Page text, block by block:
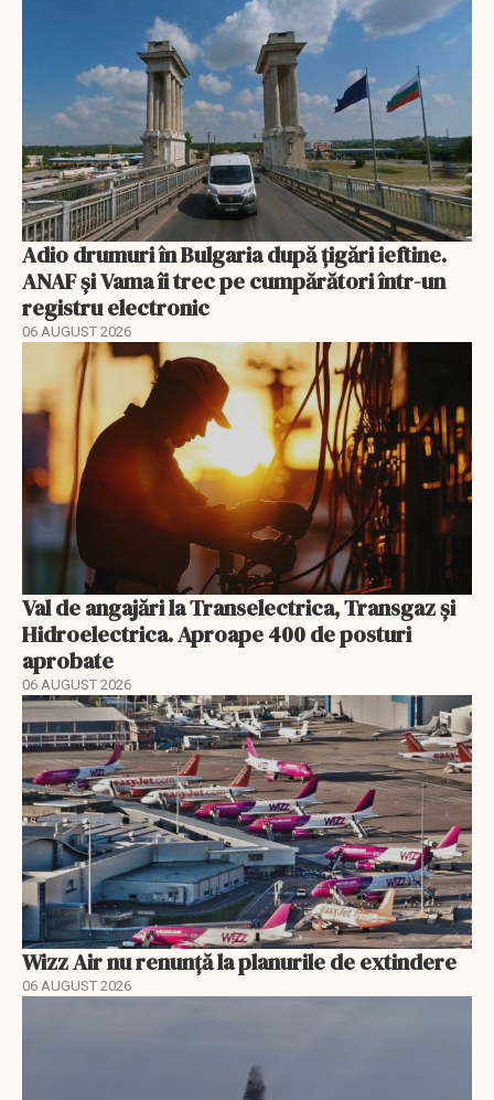
Adio drumuri în Bulgaria după țigări ieftine.
ANAF și Vama îi trec pe cumpărători într-un
registru electronic
06 AUGUST 2026
Val de angajări la Transelectrica, Transgaz și
Hidroelectrica. Aproape 400 de posturi
aprobate
06 AUGUST 2026
Wizz Air nu renunță la planurile de extindere
06 AUGUST 2026